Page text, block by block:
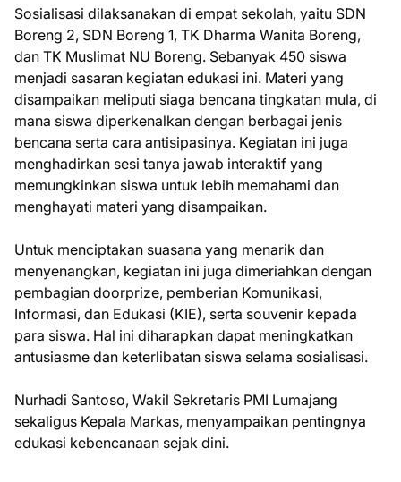
Sosialisasi dilaksanakan di empat sekolah, yaitu SDN
Boreng 2, SDN Boreng 1, TK Dharma Wanita Boreng,
dan TK Muslimat NU Boreng. Sebanyak 450 siswa
menjadi sasaran kegiatan edukasi ini. Materi yang
disampaikan meliputi siaga bencana tingkatan mula, di
mana siswa diperkenalkan dengan berbagai jenis
bencana serta cara antisipasinya. Kegiatan ini juga
menghadirkan sesi tanya jawab interaktif yang
memungkinkan siswa untuk lebih memahami dan
menghayati materi yang disampaikan.
Untuk menciptakan suasana yang menarik dan
menyenangkan, kegiatan ini juga dimeriahkan dengan
pembagian doorprize, pemberian Komunikasi,
Informasi, dan Edukasi (KIE), serta souvenir kepada
para siswa. Hal ini diharapkan dapat meningkatkan
antusiasme dan keterlibatan siswa selama sosialisasi.
Nurhadi Santoso, Wakil Sekretaris PMI Lumajang
sekaligus Kepala Markas, menyampaikan pentingnya
edukasi kebencanaan sejak dini.